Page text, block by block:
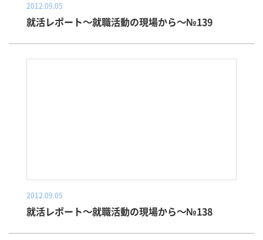
2012.09.05
就活レポート～就職活動の現場から～№139
2012.09.05
就活レポート～就職活動の現場から～№138